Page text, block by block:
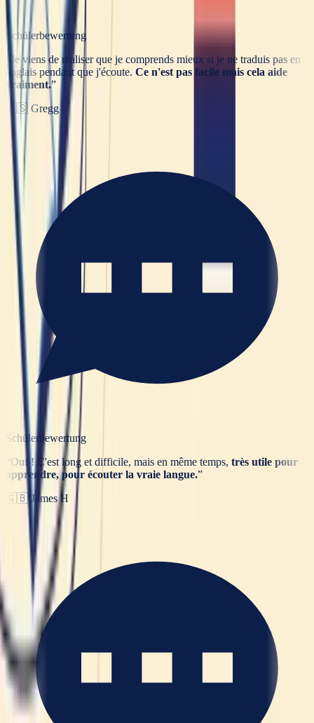
Schülerbewertung
“ Je viens de réaliser que je comprends mieux si je ne traduis pas en
anglais pendant que j'écoute. Ce n'est pas facile mais cela aide
vraiment.”
🇺🇸 Gregg
Schülerbewertung
Ouf ! C'est long et difficile, mais en même temps, très utile pour
apprendre, pour écouter la vraie langue.”
🇬🇧 James H